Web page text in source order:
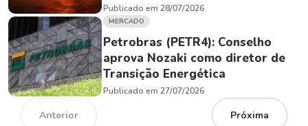
Publicado em 28/07/2026
MERCADO
Petrobras (PETR4): Conselho
aprova Nozaki como diretor de
Transição Energética
Publicado em 27/07/2026
Anterior Próxima